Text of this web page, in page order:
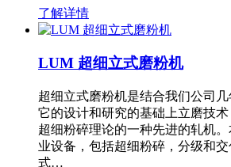
了解详情
LUM 超细立式磨粉机
超细立式磨粉机是结合我们公司几
它的设计和研究的基础上立磨技
超细粉碎理论的一种先进的轧机
业设备，包括超细粉碎，分级和
式…